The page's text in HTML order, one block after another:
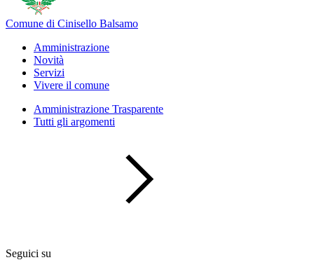
Comune di Cinisello Balsamo
Amministrazione
Novità
Servizi
Vivere il comune
Amministrazione Trasparente
Tutti gli argomenti
Seguici su